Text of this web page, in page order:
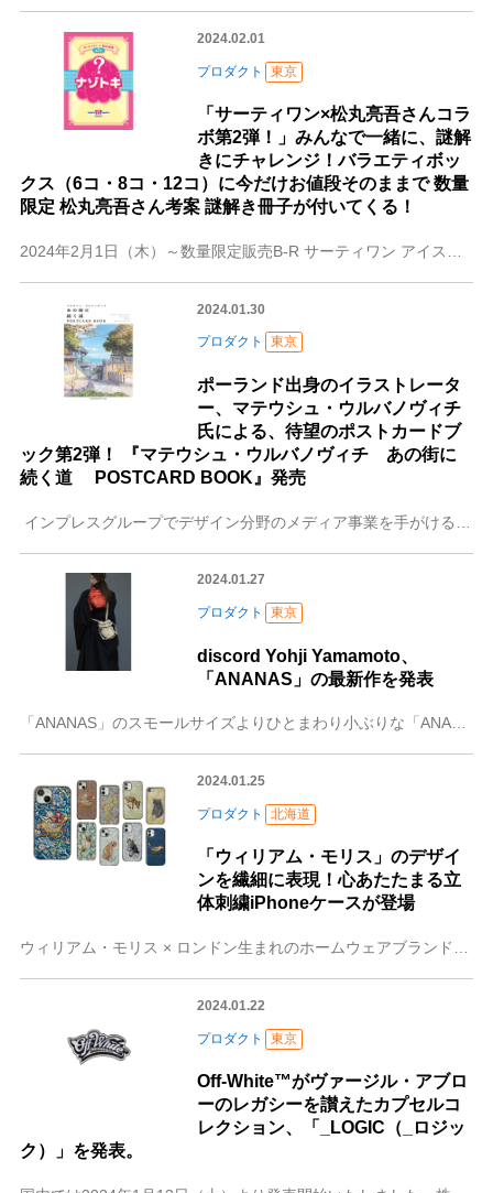
2024.02.01
プロダクト 東京
「サーティワン×松丸亮吾さんコラ
ボ第2弾！」みんなで一緒に、謎解
きにチャレンジ！バラエティボッ
クス（6コ・8コ・12コ）に今だけお値段そのままで 数量
限定 松丸亮吾さん考案 謎解き冊子が付いてくる！
2024.01.30
プロダクト 東京
ポーランド出身のイラストレータ
ー、マテウシュ・ウルバノヴィチ
氏による、待望のポストカードブ
ック第2弾！ 『マテウシュ・ウルバノヴィチ あの街に
続く道 POSTCARD BOOK』発売
2024.01.27
プロダクト 東京
discord Yohji Yamamoto、
「ANANAS」の最新作を発表
「ANANAS」のスモールサイズよりひとまわり小ぶりな「ANANAS Petit」をローンチ、2024年2月1日木曜日より展開discord Yohji Yam
2024.01.25
プロダクト 北海道
「ウィリアム・モリス」のデザイ
ンを繊細に表現！心あたたまる立
体刺繍iPhoneケースが登場
2024.01.22
プロダクト 東京
Off-White™がヴァージル・アブロ
ーのレガシーを讃えたカプセルコ
レクション、「_LOGIC（_ロジッ
ク）」を発表。